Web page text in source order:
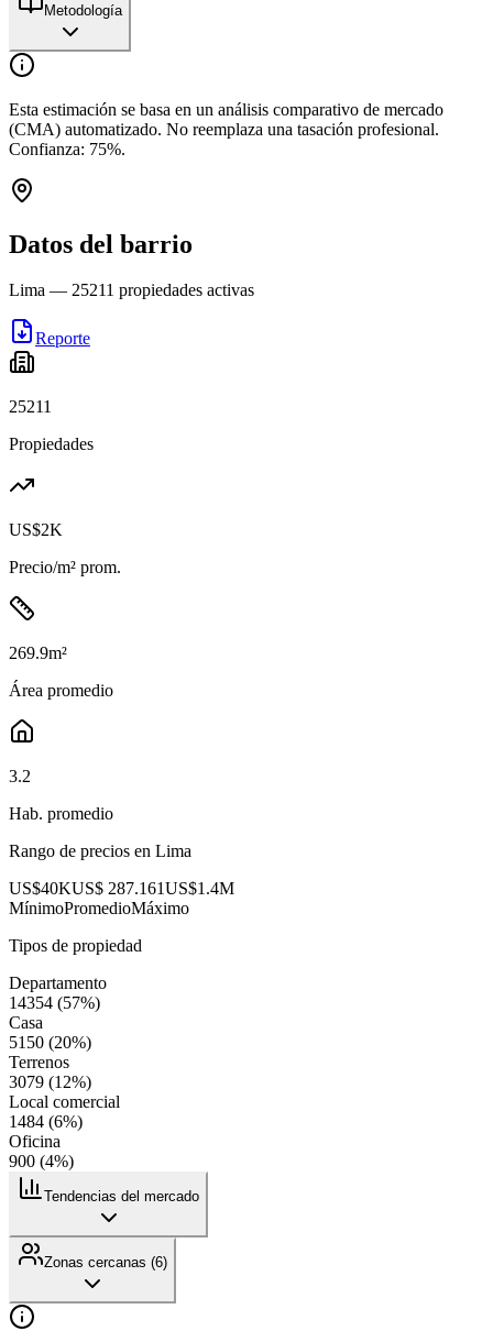
Metodología
Esta estimación se basa en un análisis comparativo de mercado
(CMA) automatizado. No reemplaza una tasación profesional.
Confianza: 75%.
Datos del barrio
Lima — 25211 propiedades activas
Reporte
25211
Propiedades
US$2K
Precio/m² prom.
269.9m²
Área promedio
3.2
Hab. promedio
Rango de precios en Lima
US$40KUS$ 287.161US$1.4M
MínimoPromedioMáximo
Tipos de propiedad
Departamento
14354 (57%)
Casa
5150 (20%)
Terrenos
3079 (12%)
Local comercial
1484 (6%)
Oficina
900 (4%)
Tendencias del mercado
Zonas cercanas (6)